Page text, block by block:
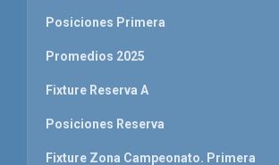
Posiciones Primera
Promedios 2025
Fixture Reserva A
Posiciones Reserva
Fixture Zona Campeonato. Primera